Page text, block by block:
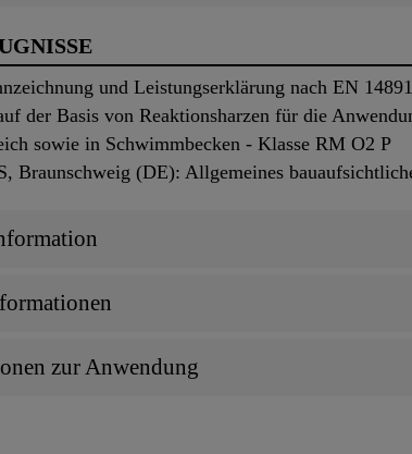
und Leistungserklärung nach EN
der Basis von Reaktionsharzen für die
sowie in Schwimmbecken - Klasse RM O2 P
Braunschweig (DE): Allgemeines
zur Anwendung